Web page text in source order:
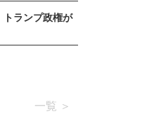
トランプ政権が
一覧